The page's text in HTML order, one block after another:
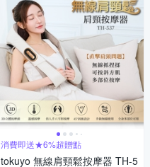
消費即送★6%超贈點
tokuyo 無線肩頸鬆按摩器 TH-5